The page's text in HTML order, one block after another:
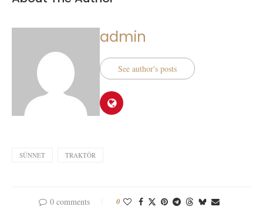
admin
See author's posts
SÜNNET TRAKTÖR
0 comments 0